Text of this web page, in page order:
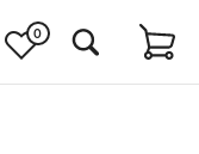
0